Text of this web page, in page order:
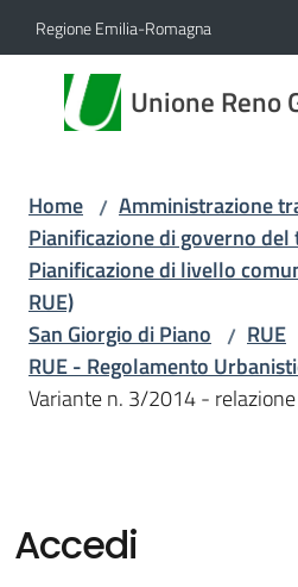
Vai al contenuto
Vai alla navigazione
Vai al footer
Regione Emilia-Romagna
Unione Reno
Unione
Reno
Amministrazione
Menu selezionato
Novità
Servizi
Home / Amministrazione
Pianificazione di governo
Pianificazione di livello
RUE)
San Giorgio di Piano / RUE
RUE - Regolamento
Variante n. 3/2014 -
Accedi